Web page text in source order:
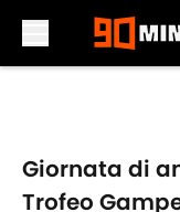
Giornata di
Trofeo